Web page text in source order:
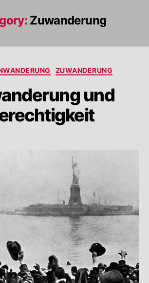
Zuwanderung
Categories
ZUWANDERUNG
und